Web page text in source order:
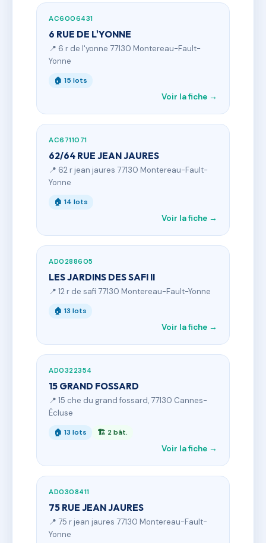
AC6006431
6 RUE DE L'YONNE
📍 6 r de l'yonne 77130 Montereau-Fault-
Yonne
🏠 15 lots
Voir la fiche →
AC6711071
62/64 RUE JEAN JAURES
📍 62 r jean jaures 77130 Montereau-Fault-
Yonne
🏠 14 lots
Voir la fiche →
AD0288605
LES JARDINS DES SAFI II
📍 12 r de safi 77130 Montereau-Fault-Yonne
🏠 13 lots
Voir la fiche →
AD0322354
15 GRAND FOSSARD
📍 15 che du grand fossard, 77130 Cannes-
Écluse
🏠 13 lots 🏗 2 bât.
Voir la fiche →
AD0308411
75 RUE JEAN JAURES
📍 75 r jean jaures 77130 Montereau-Fault-
Yonne